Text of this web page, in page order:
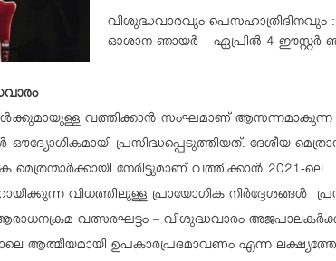
വിശുദ്ധവാരവും പെസഹാത്രിദിനവും :
ഓശാന ഞായർ – ഏപ്രിൽ 4 ഈസ്റ്റർ
വത്തിക്കാൻ സംഘമാണ് ആസന്നമാകുന്ന
ഔദ്യോഗികമായി പ്രസിദ്ധപ്പെടുത്തിയത്. ദേശീയ
നേരിട്ടുമാണ് വത്തിക്കാൻ 2021-ലെ
വിധത്തിലുള്ള പ്രായോഗിക നിർദ്ദേശങ്ങൾ
വത്സരഘട്ടം – വിശുദ്ധവാരം
ആത്മീയമായി ഉപകാരപ്രദമാവണം എന്ന